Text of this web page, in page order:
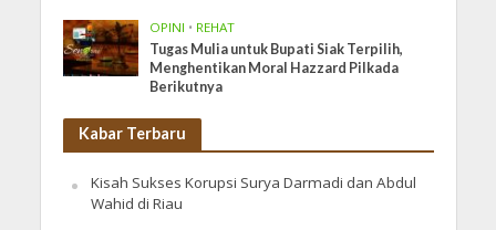
OPINI • REHAT
Tugas Mulia untuk Bupati Siak Terpilih,
Menghentikan Moral Hazzard Pilkada
Berikutnya
Kabar Terbaru
Kisah Sukses Korupsi Surya Darmadi dan Abdul
Wahid di Riau